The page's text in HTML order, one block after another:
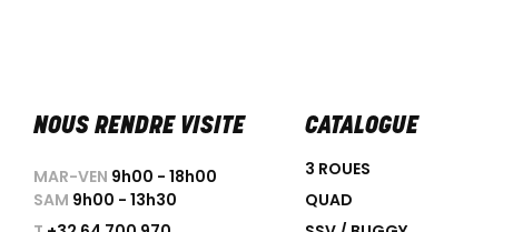
NOUS RENDRE VISITE
MAR-VEN 9h00 - 18h00
SAM 9h00 - 13h30
CATALOGUE
3 ROUES
QUAD